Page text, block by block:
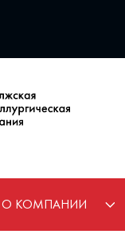
О КОМПАНИИ